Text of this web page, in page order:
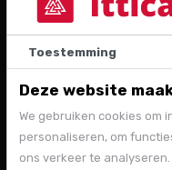
Wat wij doen
Marketing
Het inzetten van de juiste
formuleren van een
Meer informatie
Toestemming
Deze website
We gebruiken cookies om
personaliseren, om
ons verkeer te